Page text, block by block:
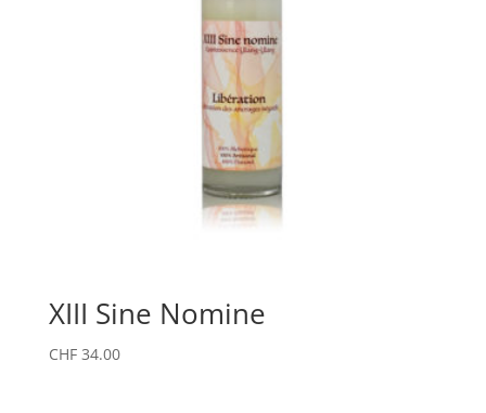
XIII Sine Nomine
CHF34.00